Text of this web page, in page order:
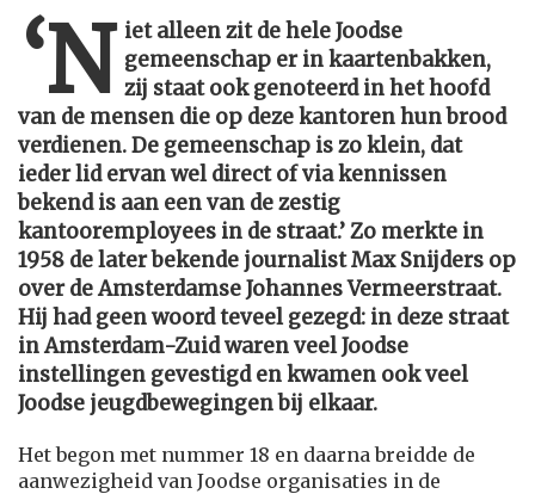
‘N iet alleen zit de hele Joodse
gemeenschap er in kaartenbakken,
zij staat ook genoteerd in het hoofd
van de mensen die op deze kantoren hun brood
verdienen. De gemeenschap is zo klein, dat
ieder lid ervan wel direct of via kennissen
bekend is aan een van de zestig
kantooremployees in de straat.’ Zo merkte in
1958 de later bekende journalist Max Snijders op
over de Amsterdamse Johannes Vermeerstraat.
Hij had geen woord teveel gezegd: in deze straat
in Amsterdam-Zuid waren veel Joodse
instellingen gevestigd en kwamen ook veel
Joodse jeugdbewegingen bij elkaar.
Het begon met nummer 18 en daarna breidde de
aanwezigheid van Joodse organisaties in de